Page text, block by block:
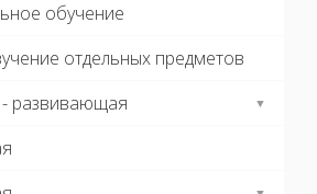
обучение
отдельных предметов
развивающая